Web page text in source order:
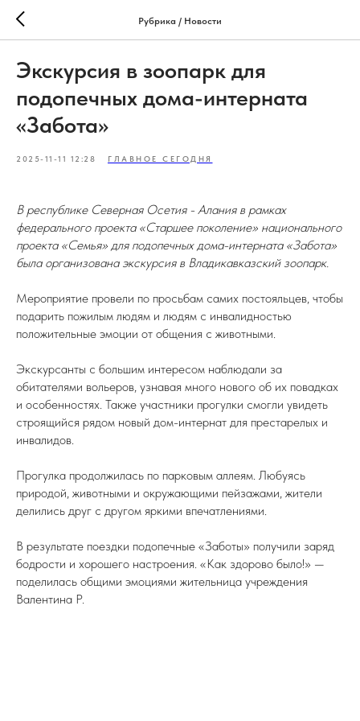
Рубрика / Новости
Экскурсия в зоопарк для
подопечных дома-интерната
«Забота»
2025-11-11 12:28 ГЛАВНОЕ СЕГОДНЯ
В республике Северная Осетия - Алания в рамках
федерального проекта «Старшее поколение» национального
проекта «Семья» для подопечных дома-интерната «Забота»
была организована экскурсия в Владикавказский зоопарк.
Мероприятие провели по просьбам самих постояльцев, чтобы
подарить пожилым людям и людям с инвалидностью
положительные эмоции от общения с животными.
Экскурсанты с большим интересом наблюдали за
обитателями вольеров, узнавая много нового об их повадках
и особенностях. Также участники прогулки смогли увидеть
строящийся рядом новый дом-интернат для престарелых и
инвалидов.
Прогулка продолжилась по парковым аллеям. Любуясь
природой, животными и окружающими пейзажами, жители
делились друг с другом яркими впечатлениями.
В результате поездки подопечные «Заботы» получили заряд
бодрости и хорошего настроения. «Как здорово было!» —
поделилась общими эмоциями жительница учреждения
Валентина Р.